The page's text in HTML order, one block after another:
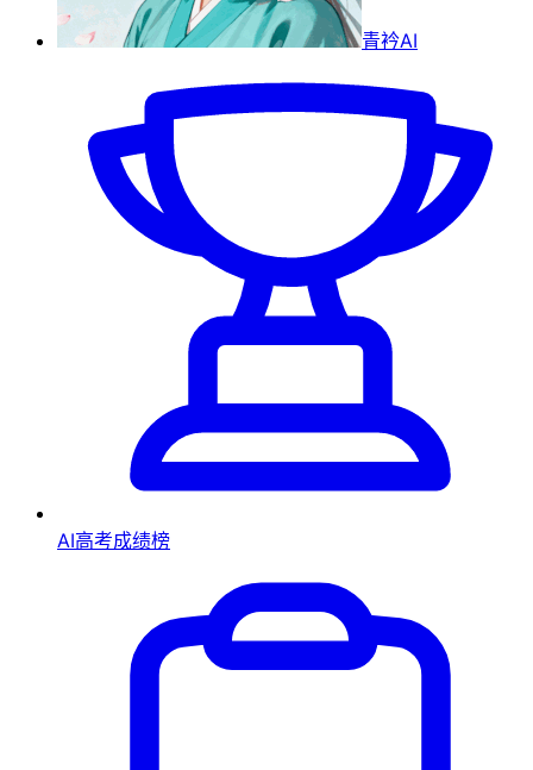
青衿AI
AI高考成绩榜